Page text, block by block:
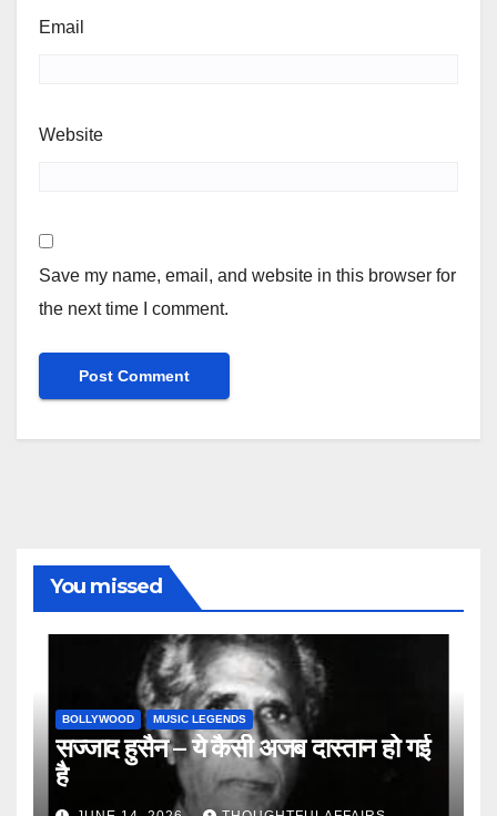
Email
Website
Save my name, email, and website in this browser for
the next time I comment.
You missed
BOLLYWOOD MUSIC LEGENDS
सज्जाद हुसैन – ये कैसी अजब दास्तान हो गई
है